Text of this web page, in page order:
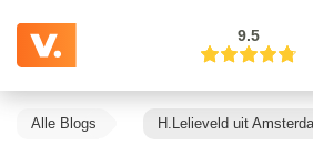
9.5
Alle Blogs H.Lelieveld uit